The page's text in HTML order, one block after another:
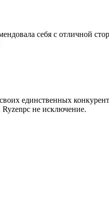
себя с отличной
единственных
не исключение.